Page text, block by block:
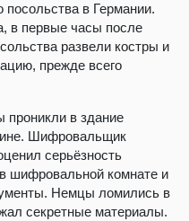
посольства в Германии.
в первые часы после
развели костры и
прежде всего
проникли в здание
Шифровальщик
серьёзность
шифровальной комнате и
Немцы ломились в
секретные материалы.